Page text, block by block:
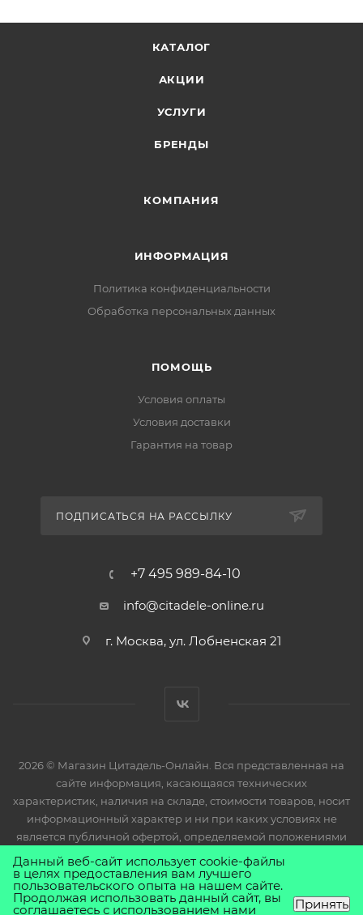
КАТАЛОГ
АКЦИИ
УСЛУГИ
БРЕНДЫ
КОМПАНИЯ
ИНФОРМАЦИЯ
Политика конфиденциальности
Обработка персональных данных
ПОМОЩЬ
Условия оплаты
Условия доставки
Гарантия на товар
ПОДПИСАТЬСЯ НА РАССЫЛКУ
+7 495 989-84-10
info@citadele-online.ru
г. Москва, ул. Лобненская 21
2026 © Магазин Цитадель-Онлайн. Вся представленная на
сайте информация, касающаяся технических
характеристик, наличия на складе, стоимости товаров, носит
информационный характер и ни при каких условиях не
является публичной офертой, определяемой положениями
Статьи 437(2) Гражданского кодекса РФ.
Данный веб-сайт использует cookie-файлы
в целях предоставления вам лучшего
пользовательского опыта на нашем сайте.
Продолжая использовать данный сайт, вы
соглашаетесь с использованием нами Принять